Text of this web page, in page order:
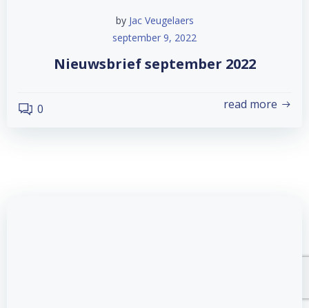
by Jac Veugelaers
september 9, 2022
Nieuwsbrief september 2022
0 read more